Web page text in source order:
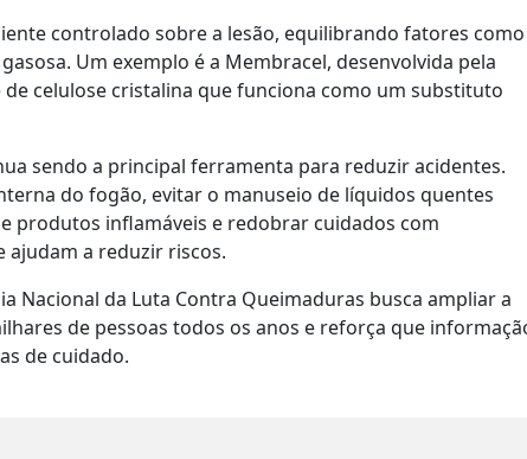
controlado sobre a lesão, equilibrando fatores como
Um exemplo é a Membracel, desenvolvida pela
celulose cristalina que funciona como um substituto
sendo a principal ferramenta para reduzir acidentes.
do fogão, evitar o manuseio de líquidos quentes
produtos inflamáveis e redobrar cuidados com
ajudam a reduzir riscos.
Nacional da Luta Contra Queimaduras busca ampliar a
de pessoas todos os anos e reforça que
de cuidado.